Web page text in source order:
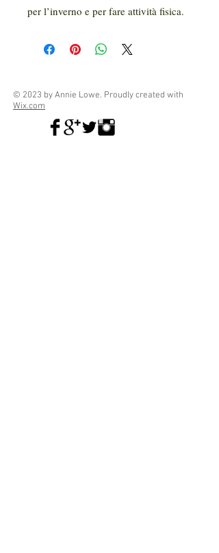
per l’inverno e per fare attività fisica.
© 2023 by Annie Lowe. Proudly created with
Wix.com